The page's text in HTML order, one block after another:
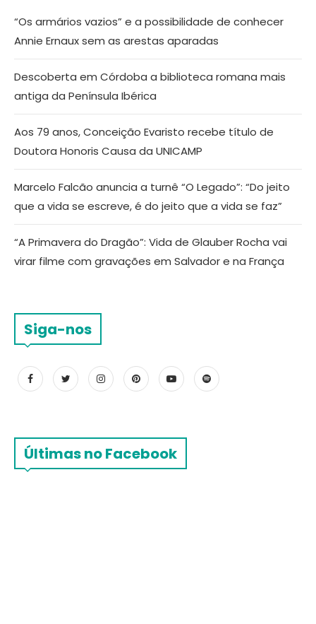
“Os armários vazios” e a possibilidade de conhecer
Annie Ernaux sem as arestas aparadas
Descoberta em Córdoba a biblioteca romana mais
antiga da Península Ibérica
Aos 79 anos, Conceição Evaristo recebe título de
Doutora Honoris Causa da UNICAMP
Marcelo Falcão anuncia a turnê “O Legado”: “Do jeito
que a vida se escreve, é do jeito que a vida se faz”
“A Primavera do Dragão”: Vida de Glauber Rocha vai
virar filme com gravações em Salvador e na França
Siga-nos
Últimas no Facebook